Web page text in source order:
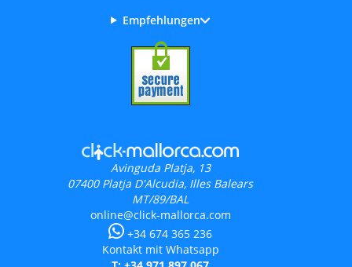
Empfehlungen
Avinguda Platja, 13
07400 Platja D'Alcudia, Illes Balears
MT/89/BAL
online@click-mallorca.com
+34 674 365 236
Kontakt mit Whatsapp